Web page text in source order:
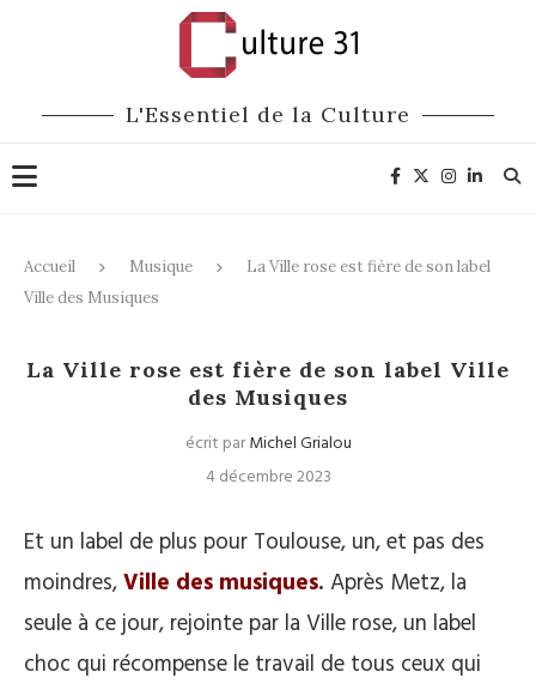
L'Essentiel de la Culture
Accueil Musique
La Ville rose est fière de son label
Ville des Musiques
La Ville rose est fière de son label Ville
des Musiques
écrit parMichel Grialou
4 décembre 2023
Et un label de plus pour Toulouse, un, et pas des
moindres,Ville des musiques. Après Metz, la
seule à ce jour, rejointe par la Ville rose, un label
choc qui récompense le travail de tous ceux qui